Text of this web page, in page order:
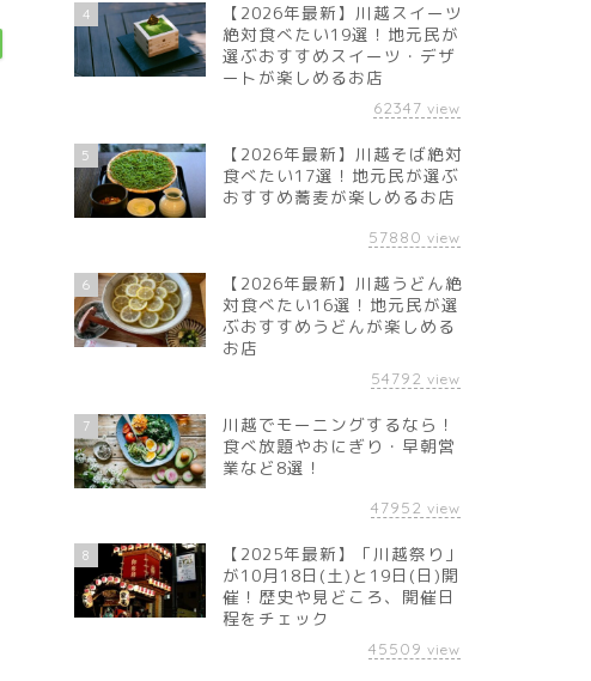
4
【2026年最新】川越スイーツ
絶対食べたい19選！地元民が
選ぶおすすめスイーツ・デザ
ートが楽しめるお店
62347 view
5
【2026年最新】川越そば絶対
食べたい17選！地元民が選ぶ
おすすめ蕎麦が楽しめるお店
57880 view
6
【2026年最新】川越うどん絶
対食べたい16選！地元民が選
ぶおすすめうどんが楽しめる
お店
54792 view
7
川越でモーニングするなら！
食べ放題やおにぎり・早朝営
業など8選！
47952 view
8
【2025年最新】「川越祭り」
が10月18日(土)と19日(日)開
催！歴史や見どころ、開催日
程をチェック
45509 view